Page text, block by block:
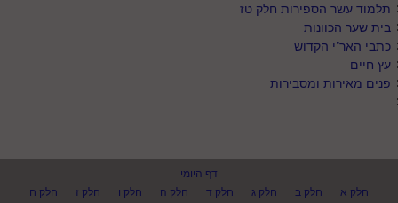
תלמוד עשר הספירות חלק טז
בית שער הכוונות
כתבי האר"י הקדוש
עץ חיים
פנים מאירות ומסבירות
דף היומי
חלק א
חלק ב חלק ג חלק ד חלק ה חלק ו חלק ז
חלק ח